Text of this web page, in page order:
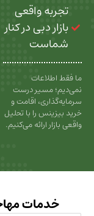
واقعی
در کنار
درست
اقامت و
با تحلیل
می‌کنیم.
از ابهام تا
اقدام،
شفاف
گزارش شفاف،
مشخص،
واقعی و
—بدون ابهام
مهاجرتی دبی